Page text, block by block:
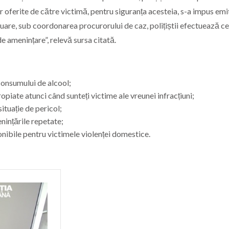
de către victimă, pentru siguranța acesteia, s-a impus
sub coordonarea procurorului de caz, polițiștii efectuează
amenințare”, relevă sursa citată.
de alcool;
atunci când sunteți victime ale vreunei infracțiuni;
de pericol;
repetate;
pentru victimele violenței domestice.